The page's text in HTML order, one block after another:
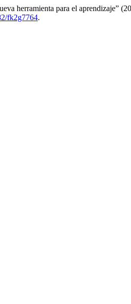
herramienta para el aprendizaje”
fk2g7764.